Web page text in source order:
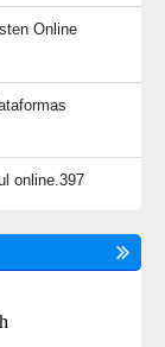
Online
online.397